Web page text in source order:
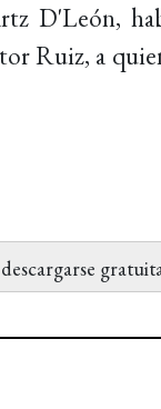
D'León,
Ruiz, a